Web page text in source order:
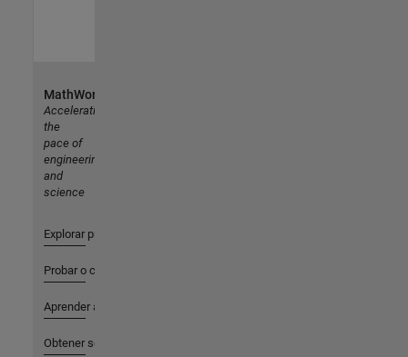
MathWorks
Accelerating
the
pace of
engineering
and
science
Explorar productos
Probar o comprar
Aprender a utilizar
Obtener soporte